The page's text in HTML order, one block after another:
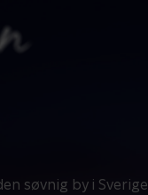
søvnig by i Sverige